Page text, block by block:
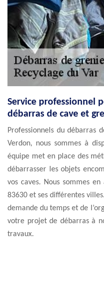
Service professionnel
débarras de cave et
Professionnels du débarras
Verdon, nous sommes à
équipe met en place des
débarrasser les objets
vos caves. Nous sommes
83630 et ses différentes
demande du temps et de
votre projet de débarras à
travaux.